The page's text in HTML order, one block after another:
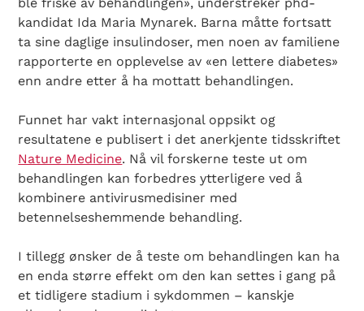
Search Diabetes Wellness Norge
kandidat Ida Maria Mynarek. Barna måtte fortsatt
ta sine daglige insulindoser, men noen av familiene
rapporterte en opplevelse av «en lettere diabetes»
enn andre etter å ha mottatt behandlingen.
Funnet har vakt internasjonal oppsikt og
resultatene e publisert i det anerkjente tidsskriftet
Nature Medicine. Nå vil forskerne teste ut om
behandlingen kan forbedres ytterligere ved å
kombinere antivirusmedisiner med
betennelseshemmende behandling.
I tillegg ønsker de å teste om behandlingen kan ha
en enda større effekt om den kan settes i gang på
et tidligere stadium i sykdommen – kanskje